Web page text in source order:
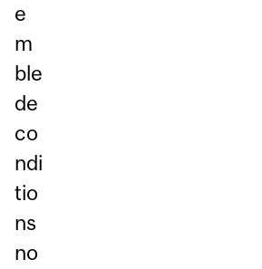
e
m
ble
de
co
ndi
tio
ns
no